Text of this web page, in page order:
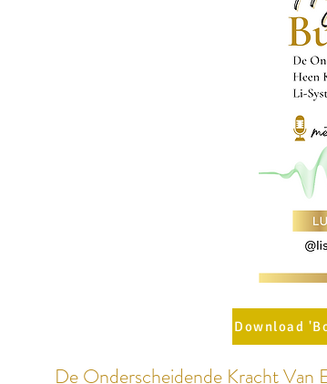
Download
De Onderscheidende Kracht Van